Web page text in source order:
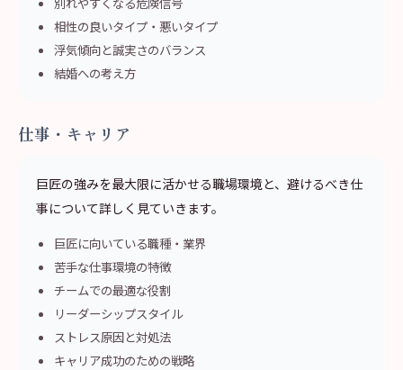
相性の良いタイプ・悪いタイプ
浮気傾向と誠実さのバランス
結婚への考え方
仕事・キャリア
巨匠の強みを最大限に活かせる職場環境と、避けるべき仕
事について詳しく見ていきます。
巨匠に向いている職種・業界
苦手な仕事環境の特徴
チームでの最適な役割
リーダーシップスタイル
ストレス原因と対処法
キャリア成功のための戦略